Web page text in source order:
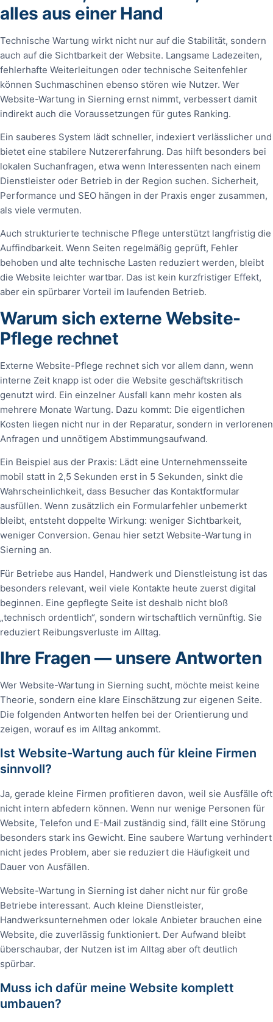
alles aus einer Hand
Technische Wartung wirkt nicht nur auf die Stabilität, sondern
auch auf die Sichtbarkeit der Website. Langsame Ladezeiten,
fehlerhafte Weiterleitungen oder technische Seitenfehler
können Suchmaschinen ebenso stören wie Nutzer. Wer
Website-Wartung in Sierning ernst nimmt, verbessert damit
indirekt auch die Voraussetzungen für gutes Ranking.
Ein sauberes System lädt schneller, indexiert verlässlicher und
bietet eine stabilere Nutzererfahrung. Das hilft besonders bei
lokalen Suchanfragen, etwa wenn Interessenten nach einem
Dienstleister oder Betrieb in der Region suchen. Sicherheit,
Performance und SEO hängen in der Praxis enger zusammen,
als viele vermuten.
Auch strukturierte technische Pflege unterstützt langfristig die
Auffindbarkeit. Wenn Seiten regelmäßig geprüft, Fehler
behoben und alte technische Lasten reduziert werden, bleibt
die Website leichter wartbar. Das ist kein kurzfristiger Effekt,
aber ein spürbarer Vorteil im laufenden Betrieb.
Warum sich externe Website-
Pflege rechnet
Externe Website-Pflege rechnet sich vor allem dann, wenn
interne Zeit knapp ist oder die Website geschäftskritisch
genutzt wird. Ein einzelner Ausfall kann mehr kosten als
mehrere Monate Wartung. Dazu kommt: Die eigentlichen
Kosten liegen nicht nur in der Reparatur, sondern in verlorenen
Anfragen und unnötigem Abstimmungsaufwand.
Ein Beispiel aus der Praxis: Lädt eine Unternehmensseite
mobil statt in 2,5 Sekunden erst in 5 Sekunden, sinkt die
Wahrscheinlichkeit, dass Besucher das Kontaktformular
ausfüllen. Wenn zusätzlich ein Formularfehler unbemerkt
bleibt, entsteht doppelte Wirkung: weniger Sichtbarkeit,
weniger Conversion. Genau hier setzt Website-Wartung in
Sierning an.
Für Betriebe aus Handel, Handwerk und Dienstleistung ist das
besonders relevant, weil viele Kontakte heute zuerst digital
beginnen. Eine gepflegte Seite ist deshalb nicht bloß
„technisch ordentlich“, sondern wirtschaftlich vernünftig. Sie
reduziert Reibungsverluste im Alltag.
Ihre Fragen — unsere Antworten
Wer Website-Wartung in Sierning sucht, möchte meist keine
Theorie, sondern eine klare Einschätzung zur eigenen Seite.
Die folgenden Antworten helfen bei der Orientierung und
zeigen, worauf es im Alltag ankommt.
Ist Website-Wartung auch für kleine Firmen
sinnvoll?
Ja, gerade kleine Firmen profitieren davon, weil sie Ausfälle oft
nicht intern abfedern können. Wenn nur wenige Personen für
Website, Telefon und E-Mail zuständig sind, fällt eine Störung
besonders stark ins Gewicht. Eine saubere Wartung verhindert
nicht jedes Problem, aber sie reduziert die Häufigkeit und
Dauer von Ausfällen.
Website-Wartung in Sierning ist daher nicht nur für große
Betriebe interessant. Auch kleine Dienstleister,
Handwerksunternehmen oder lokale Anbieter brauchen eine
Website, die zuverlässig funktioniert. Der Aufwand bleibt
überschaubar, der Nutzen ist im Alltag aber oft deutlich
spürbar.
Muss ich dafür meine Website komplett
umbauen?